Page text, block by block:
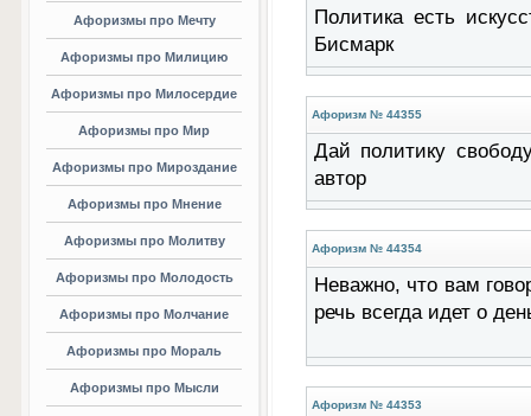
Афоризмы про Мечту
Афоризмы про Милицию
Афоризмы про Милосердие
Афоризмы про Мир
Афоризмы про Мироздание
Афоризмы про Мнение
Афоризмы про Молитву
Афоризмы про Молодость
Афоризмы про Молчание
Афоризмы про Мораль
Афоризмы про Мысли
Политика есть
Бисмарк
Афоризм № 44355
Дай политику
автор
Афоризм № 44354
Неважно, что вам
речь всегда идет о
Афоризм № 44353